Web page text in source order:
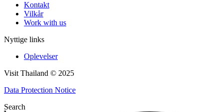
Kontakt
Vilkår
Work with us
Nyttige links
Oplevelser
Visit Thailand © 2025
Data Protection Notice
Search